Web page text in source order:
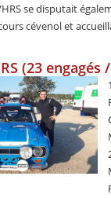
se disputait
cévenol et
(23 engagés